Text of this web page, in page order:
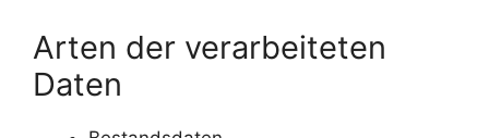
Arten der verarbeiteten
Daten